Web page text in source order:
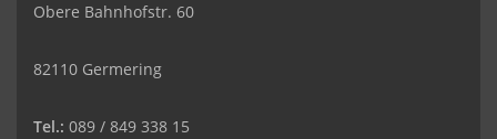
Obere Bahnhofstr. 60
82110 Germering
Tel.: 089 / 849 338 15